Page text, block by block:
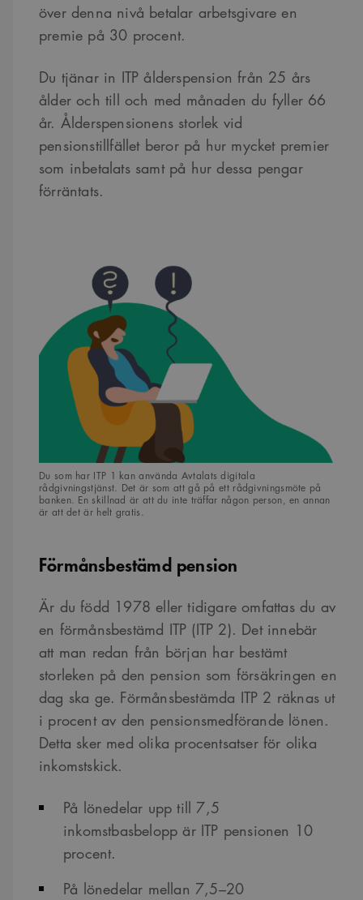
över denna nivå betalar arbetsgivare en
premie på 30 procent.
Du tjänar in ITP ålderspension från 25 års
ålder och till och med månaden du fyller 66
år. Ålderspensionens storlek vid
pensionstillfället beror på hur mycket premier
som inbetalats samt på hur dessa pengar
förräntats.
Du som har ITP 1 kan använda Avtalats digitala
rådgivningstjänst. Det är som att gå på ett rådgivningsmöte på
banken. En skillnad är att du inte träffar någon person, en annan
är att det är helt gratis.
Förmånsbestämd pension
Är du född 1978 eller tidigare omfattas du av
en förmånsbestämd ITP (ITP 2). Det innebär
att man redan från början har bestämt
storleken på den pension som försäkringen en
dag ska ge. Förmånsbestämda ITP 2 räknas ut
i procent av den pensionsmedförande lönen.
Detta sker med olika procentsatser för olika
inkomstskick.
På lönedelar upp till 7,5
inkomstbasbelopp är ITP pensionen 10
procent.
På lönedelar mellan 7,5–20